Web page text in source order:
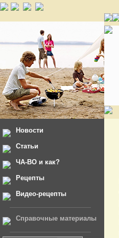
Новости
Статьи
ЧА-ВО и как?
Рецепты
Видео-рецепты
Справочные материалы